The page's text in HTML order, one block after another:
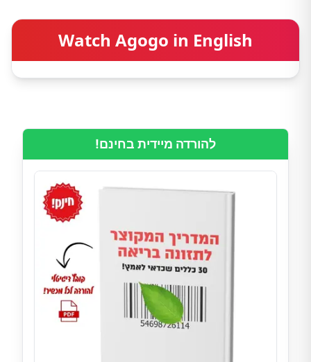
Watch Agogo in English
להורדה מיידית בחינם!